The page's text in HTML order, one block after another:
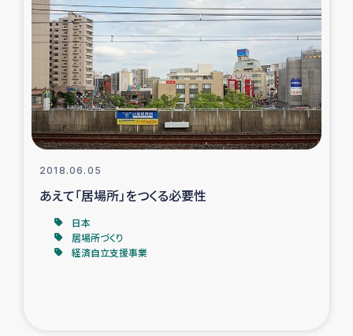
大雨による洪水被災者支援
カカオ生産者支援事業
シリア国内避難民・帰還民の生活再建支援
トルコにおけるシリア難民支援事業
インドネシア中部 スラウェシの地震・津波被災者支援
スリランカ ムライティブ県帰還民の生活再建支援
2018.06.05
あえて「居場所」をつくる必要性
日本
居場所づくり
経済自立支援事業